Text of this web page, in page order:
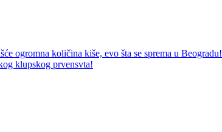
ogromna količina kiše, evo šta se sprema u Beogradu!
klupskog prvensvta!